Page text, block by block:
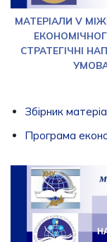
МАТЕРІАЛИ V
СТРАТЕГІЧНІ
Збірник
Програма